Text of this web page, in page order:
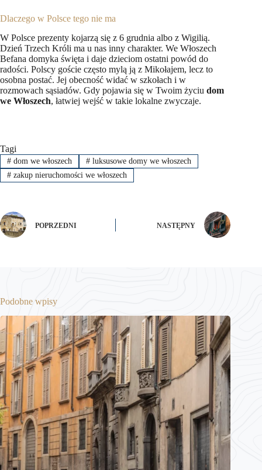
Dlaczego w Polsce tego nie ma
W Polsce prezenty kojarzą się z 6 grudnia albo z Wigilią.
Dzień Trzech Króli ma u nas inny charakter. We Włoszech
Befana domyka święta i daje dzieciom ostatni powód do
radości. Polscy goście często mylą ją z Mikołajem, lecz to
osobna postać. Jej obecność widać w szkołach i w
rozmowach sąsiadów. Gdy pojawia się w Twoim życiu dom
we Włoszech, łatwiej wejść w takie lokalne zwyczaje.
Tagi
#dom we włoszech #luksusowe domy we włoszech
#zakup nieruchomości we włoszech
POPRZEDNI NASTĘPNY
Podobne wpisy